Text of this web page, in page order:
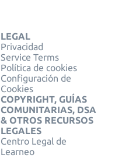
LEGAL
Privacidad
Service Terms
Política de cookies
Configuración de
Cookies
COPYRIGHT, GUÍAS
COMUNITARIAS, DSA
& OTROS RECURSOS
LEGALES
Centro Legal de
Learneo